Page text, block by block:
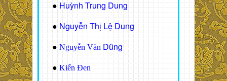
● Huỳnh Trung Dung
● Nguyễn Thị Lệ Dung
● Nguyễn Văn Dũng
● Kiến Đen